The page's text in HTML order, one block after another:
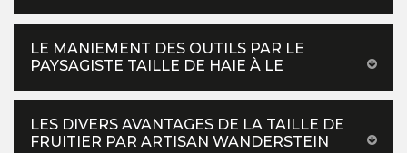
LE MANIEMENT DES OUTILS PAR LE
PAYSAGISTE TAILLE DE HAIE À LE
LES DIVERS AVANTAGES DE LA TAILLE DE
FRUITIER PAR ARTISAN WANDERSTEIN